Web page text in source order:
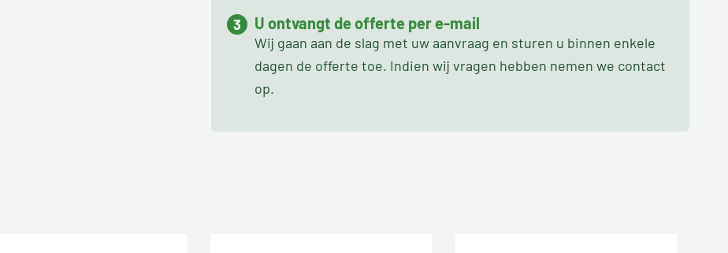
U ontvangt de offerte per e-mail
Wij gaan aan de slag met uw aanvraag en sturen u binnen enkele
dagen de offerte toe. Indien wij vragen hebben nemen we contact
op.